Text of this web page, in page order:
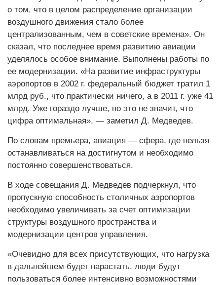
о том, что в целом распределение организации
воздушного движения стало более
централизованным, чем в советские времена». Он
сказал, что последнее время развитию авиации
уделялось особое внимание. Выполнены работы по
ее модернизации. «На развитие инфраструктуры
аэро­портов в 2002 г. федеральный бюджет тратил 1
млрд руб., что практически ничего, а в 2011 г. уже 41
млрд. Уже гораздо лучше, но это не значит, что
цифра оптимальная», — заметил Д. Медведев.
По словам премьера, авиация — сфера, где нельзя
останавливаться на достигнутом и необходимо
постоянно совершенствоваться.
В ходе совещания Д. Медведев подчеркнул, что
пропускную способность столичных аэропортов
необходимо увеличивать за счет оптимизации
структуры воздушного пространства и
модернизации центров управления.
«Очевидно для всех присутствующих, что нагрузка
в дальнейшем будет нарастать, люди будут
пользоваться более интенсивно возможностями